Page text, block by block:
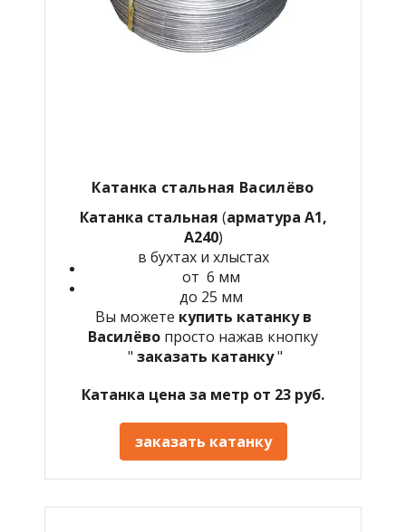
Катанка стальная Василёво
Катанка стальная (арматура А1,
А240)
в бухтах и хлыстах
от 6 мм
до 25 мм
Вы можете купить катанку в
Василёво просто нажав кнопку
" заказать катанку"
Катанка цена за метр от 23 руб.
заказать катанку